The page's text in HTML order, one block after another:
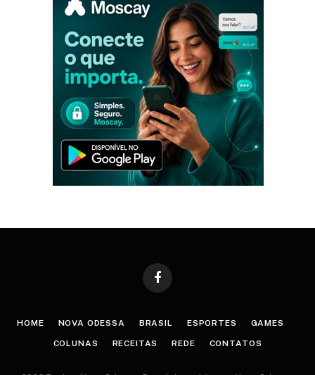
Facebook
HOME NOVA ODESSA BRASIL ESPORTES GAMES
COLUNAS RECEITAS REDE CONTATOS